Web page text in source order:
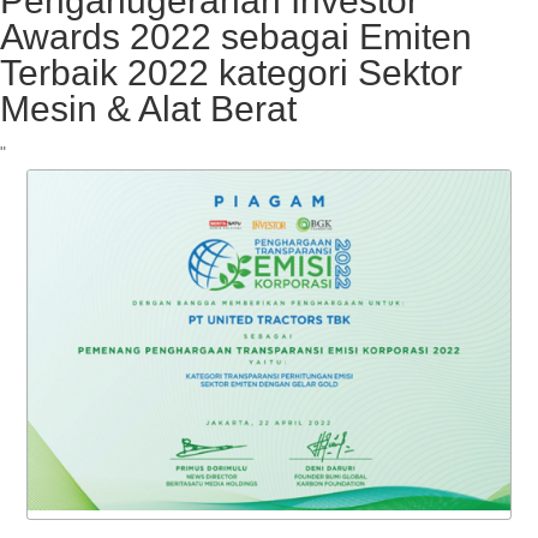
Awards 2022 sebagai Emiten
Terbaik 2022 kategori Sektor
Mesin & Alat Berat
"